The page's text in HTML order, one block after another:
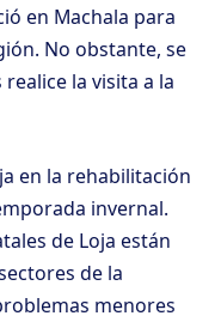
en Machala para
No obstante, se
la visita a la
en la rehabilitación
invernal.
de Loja están
de la
menores